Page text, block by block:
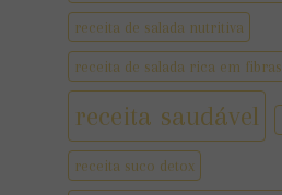
receita de salada nutritiva
receita de salada rica em fibras
receita saudável
receita suco detox